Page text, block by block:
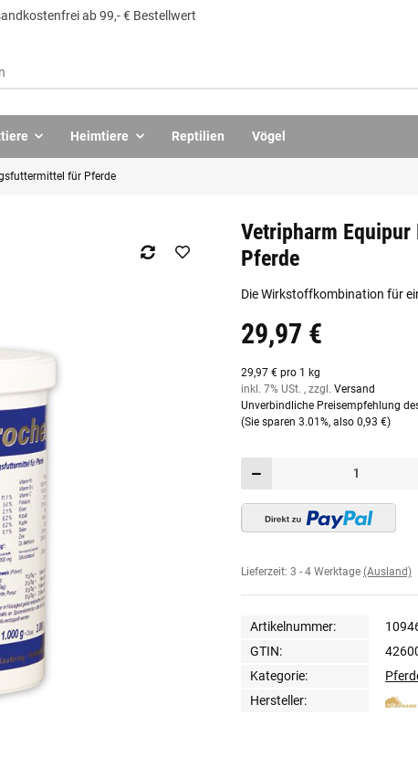
ab 99,- € Bestellwert
Heimtiere Reptilien Vögel
für Pferde
Vetripharm Equipur
Pferde
Die Wirkstoffkombination für
29,97 €
29,97 € pro 1 kg
inkl. 7% USt. , zzgl. Versand
Unverbindliche Preisempfehlung
(Sie sparen 3.01%, also 0,93 €)
Lieferzeit: 3 - 4 Werktage (Ausland)
Artikelnummer:
GTIN:
Kategorie:
Hersteller: